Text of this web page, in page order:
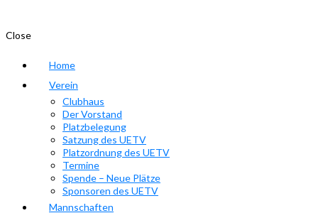
Close
Home
Verein
Clubhaus
Der Vorstand
Platzbelegung
Satzung des UETV
Platzordnung des UETV
Termine
Spende – Neue Plätze
Sponsoren des UETV
Mannschaften